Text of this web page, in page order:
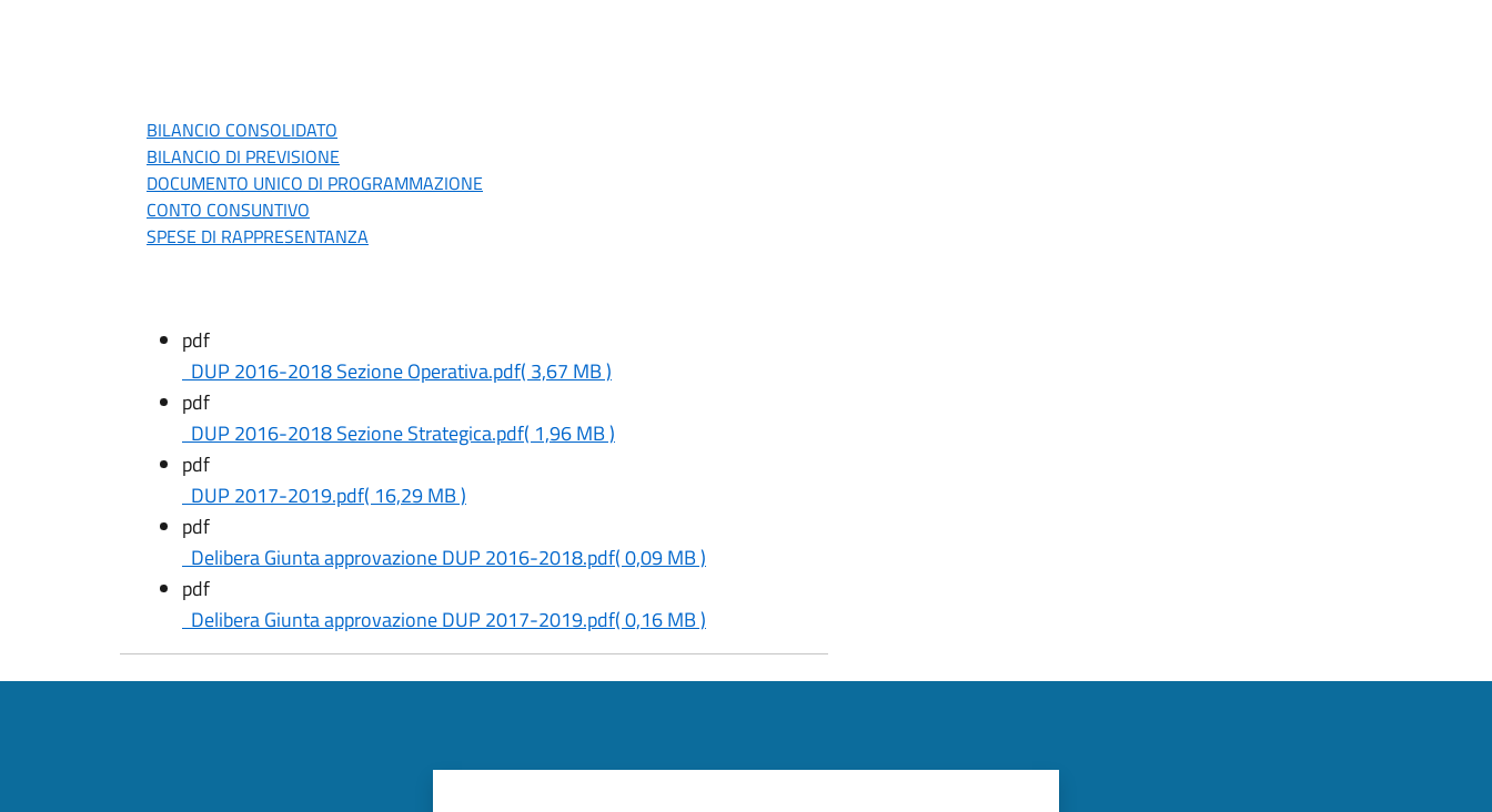
BILANCIO CONSOLIDATO
BILANCIO DI PREVISIONE
DOCUMENTO UNICO DI PROGRAMMAZIONE
CONTO CONSUNTIVO
SPESE DI RAPPRESENTANZA
pdf
DUP 2016-2018 Sezione Operativa.pdf( 3,67 MB )
pdf
DUP 2016-2018 Sezione Strategica.pdf( 1,96 MB )
pdf
DUP 2017-2019.pdf( 16,29 MB )
pdf
Delibera Giunta approvazione DUP 2016-2018.pdf( 0,09 MB )
pdf
Delibera Giunta approvazione DUP 2017-2019.pdf( 0,16 MB )